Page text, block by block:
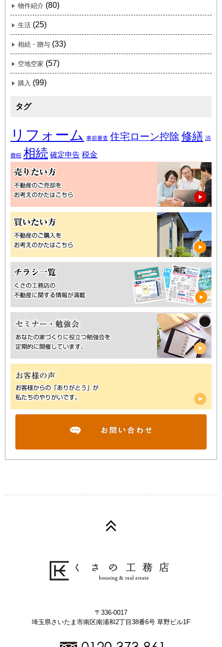
物件紹介 (80)
生活 (25)
相続・贈与 (33)
空地空家 (57)
購入 (99)
タグ
リフォーム 事前審査 住宅ローン控除 修繕 消
費税 相続 確定申告 税金
〒336-0017
埼玉県さいたま市南区南浦和2丁目38番6号 草野ビル1F